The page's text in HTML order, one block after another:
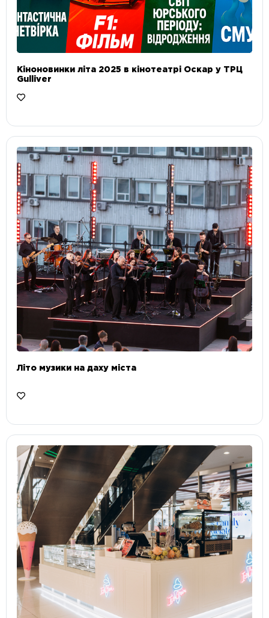
Кіноновинки літа 2025 в кінотеатрі Оскар у ТРЦ
Gulliver
Літо музики на даху міста